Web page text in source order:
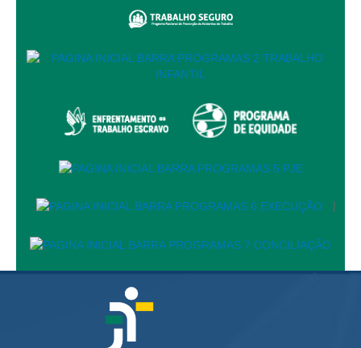
Comissão Permanente de Acessibilidade e Inclusão
Programa Trabalho Seguro
Atermação On-line - Interior de Roraima
Consulta de Pautas
Atas de Sessões do Pleno
|